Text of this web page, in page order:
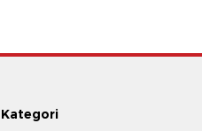
Kategori